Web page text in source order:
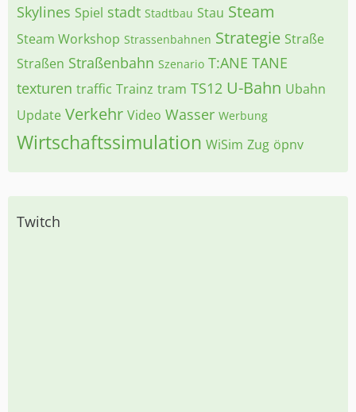
Skylines Spiel stadt Stadtbau Stau Steam
Steam Workshop Strassenbahnen Strategie Straße
Straßen Straßenbahn Szenario T:ANE TANE
texturen traffic Trainz tram TS12 U-Bahn Ubahn
Update Verkehr Video Wasser Werbung
Wirtschaftssimulation WiSim Zug öpnv
Twitch